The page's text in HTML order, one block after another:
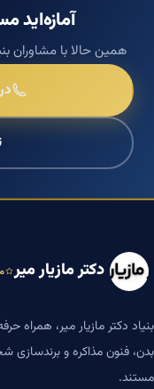
آمازه‌اید
همین حالا با مشاوران
دکتر مازیار میر
بنیاد دکتر مازیار میر، همراه
مستند.